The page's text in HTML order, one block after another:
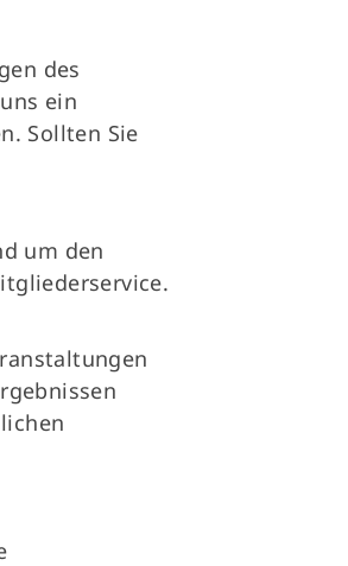
des
ein
Sollten Sie
um den